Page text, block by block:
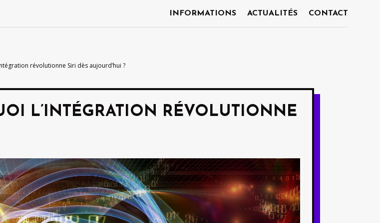
INFORMATIONS ACTUALITÉS CONTACT
révolutionne Siri dès aujourd’hui ?
L’INTÉGRATION RÉVOLUTIONNE